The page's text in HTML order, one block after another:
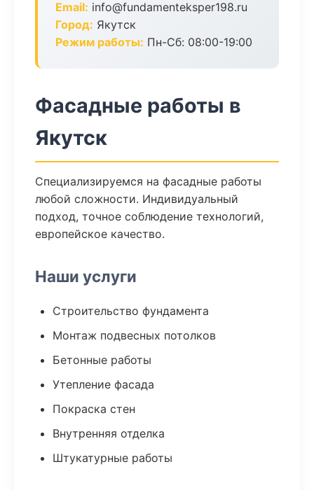
Email: info@fundamenteksper198.ru
Город: Якутск
Режим работы: Пн-Сб: 08:00-19:00
Фасадные работы в
Якутск
Специализируемся на фасадные работы
любой сложности. Индивидуальный
подход, точное соблюдение технологий,
европейское качество.
Наши услуги
Строительство фундамента
Монтаж подвесных потолков
Бетонные работы
Утепление фасада
Покраска стен
Внутренняя отделка
Штукатурные работы